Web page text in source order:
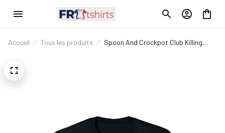
Accueil Tous les produits
Spoon And Crockpot Club Killing